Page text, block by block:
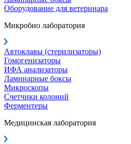
Оборудование для ветеринара
Микробио лаборатория
Автоклавы (стерилизаторы)
Гомогенизаторы
ИФА анализаторы
Ламинарные боксы
Микроскопы
Счетчики колоний
Ферментеры
Медицинская лаборатория